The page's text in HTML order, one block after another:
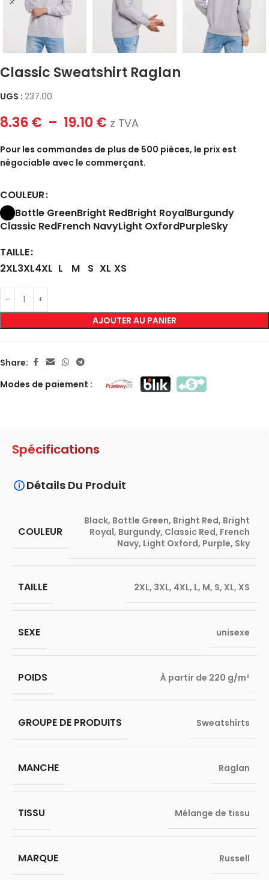
Classic Sweatshirt Raglan
UGS : 237.00
8.36€ – 19.10 € z TVA
Pour les commandes de plus de 500 pièces, le prix est
négociable avec le commerçant.
COULEUR
Bottle GreenBright RedBright RoyalBurgundy
Classic RedFrench NavyLight OxfordPurpleSky
TAILLE
2XL3XL4XL L M S XL XS
AJOUTER AU PANIER
Share:
Modes de paiement :
Spécifications
Détails Du Produit
COULEUR
Black, Bottle Green, Bright Red, Bright
Royal, Burgundy, Classic Red, French
Navy, Light Oxford, Purple, Sky
TAILLE 2XL, 3XL, 4XL, L, M, S, XL, XS
SEXE unisexe
POIDS À partir de 220 g/m²
GROUPE DE PRODUITS Sweatshirts
MANCHE Raglan
TISSU Mélange de tissu
MARQUE Russell